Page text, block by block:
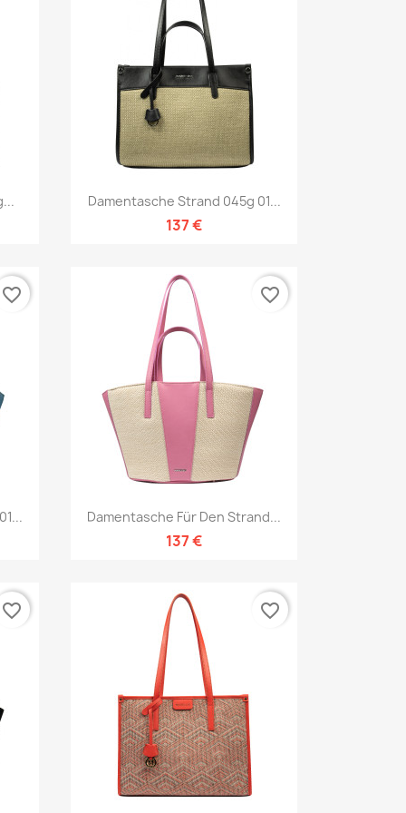
Vorschau
Damentasche Strand 045g 01...
137 €
favorite_border
Vorschau
Damentasche Für Den Strand...
137 €
favorite_border
favorite_border favorite_border